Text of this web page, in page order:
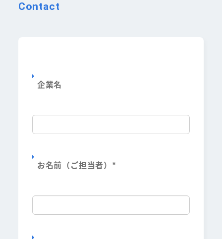
Contact
企業名
お名前（ご担当者） *